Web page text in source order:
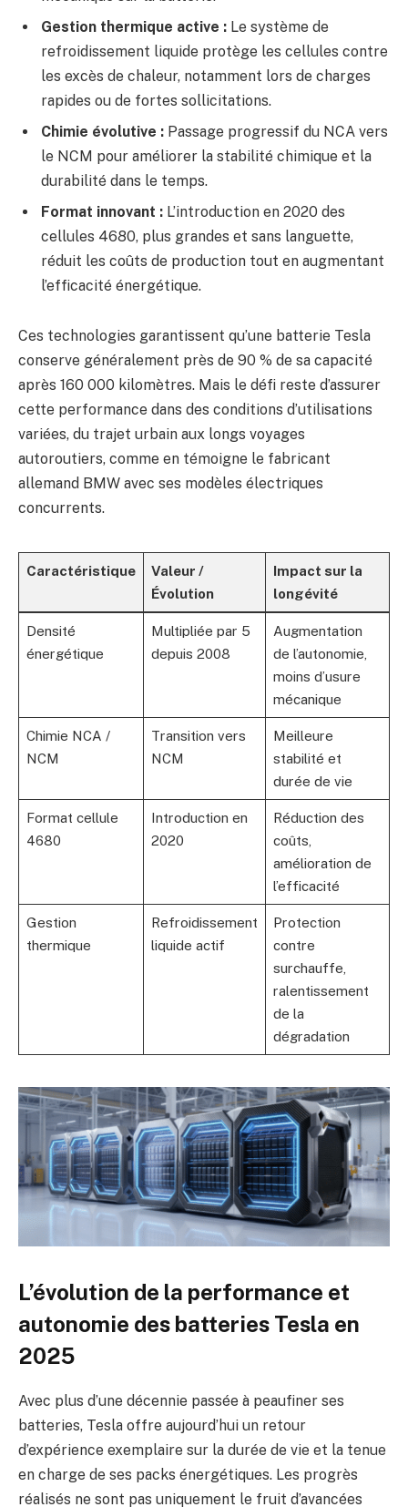
Gestion thermique active : Le système de
refroidissement liquide protège les cellules contre
les excès de chaleur, notamment lors de charges
rapides ou de fortes sollicitations.
Chimie évolutive : Passage progressif du NCA vers
le NCM pour améliorer la stabilité chimique et la
durabilité dans le temps.
Format innovant : L’introduction en 2020 des
cellules 4680, plus grandes et sans languette,
réduit les coûts de production tout en augmentant
l’efficacité énergétique.
Ces technologies garantissent qu’une batterie Tesla
conserve généralement près de 90 % de sa capacité
après 160 000 kilomètres. Mais le défi reste d’assurer
cette performance dans des conditions d’utilisations
variées, du trajet urbain aux longs voyages
autoroutiers, comme en témoigne le fabricant
allemand BMW avec ses modèles électriques
concurrents.
Caractéristique
Valeur /
Évolution
Impact sur la
longévité
Densité
énergétique
Multipliée par 5
depuis 2008
Augmentation
de l’autonomie,
moins d’usure
mécanique
Chimie NCA /
NCM
Transition vers
NCM
Meilleure
stabilité et
durée de vie
Format cellule
4680
Introduction en
2020
Réduction des
coûts,
amélioration de
l’efficacité
Gestion
thermique
Refroidissement
liquide actif
Protection
contre
surchauffe,
ralentissement
de la
dégradation
L’évolution de la performance et
autonomie des batteries Tesla en
2025
Avec plus d’une décennie passée à peaufiner ses
batteries, Tesla offre aujourd’hui un retour
d’expérience exemplaire sur la durée de vie et la tenue
en charge de ses packs énergétiques. Les progrès
réalisés ne sont pas uniquement le fruit d’avancées